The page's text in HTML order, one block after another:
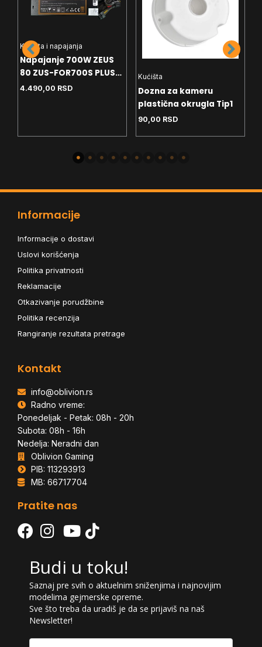
Kućišta i napajanja
Napajanje 700W ZEUS
80 ZUS-FOR700S PLUS
Bronze 12cm
4.490,00 RSD
Kućišta
Dozna za kameru
plastična okrugla Tip1
90,00 RSD
Informacije
Informacije o dostavi
Uslovi korišćenja
Politika privatnosti
Reklamacije
Otkazivanje porudžbine
Politika recenzija
Rangiranje rezultata pretrage
Kontakt
info@oblivion.rs
Radno vreme:
Ponedeljak - Petak: 08h - 20h
Subota: 08h - 16h
Nedelja: Neradni dan
Oblivion Gaming
PIB: 113293913
MB: 66717704
Pratite nas
Budi u toku!
Saznaj pre svih o aktuelnim sniženjima i najnovijim
modelima gejmerske opreme.
Sve što treba da uradiš je da se prijaviš na naš
Newsletter!